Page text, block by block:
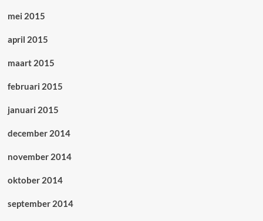
mei 2015
april 2015
maart 2015
februari 2015
januari 2015
december 2014
november 2014
oktober 2014
september 2014